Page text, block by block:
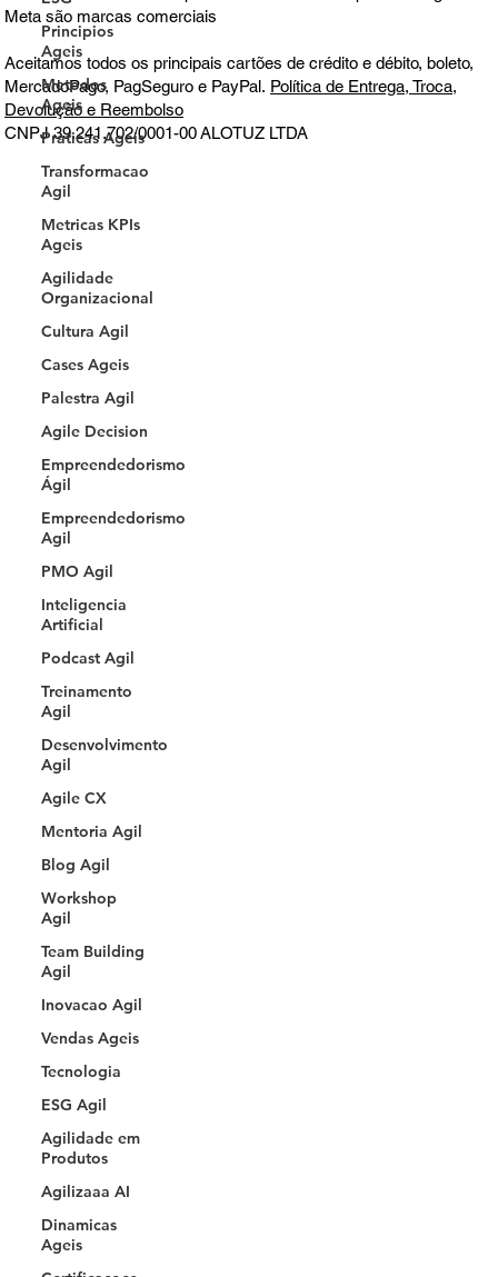
Principios
Ageis
Metodos
Ageis
Praticas Ageis
Transformacao
Agil
Metricas KPIs
Ageis
Agilidade
Organizacional
Cultura Agil
Cases Ageis
Palestra Agil
Agile Decision
Empreendedorismo
Ágil
Empreendedorismo
Agil
PMO Agil
Inteligencia
Artificial
Podcast Agil
Treinamento
Agil
Desenvolvimento
Agil
Agile CX
Mentoria Agil
Blog Agil
Workshop
Agil
Team Building
Agil
Inovacao Agil
Vendas Ageis
Tecnologia
ESG Agil
Agilidade em
Produtos
Agilizaaa AI
Dinamicas
Ageis
Meta são marcas comerciais
Aceitamos todos os principais cartões de crédito e débito, boleto,
MercadoPago, PagSeguro e PayPal. Política de Entrega, Troca,
Devolução e Reembolso
CNPJ 39.241.702/0001-00ALOTUZ LTDA